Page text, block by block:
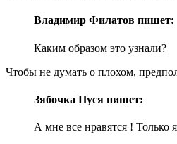
Владимир Филатов пишет:
Каким образом это узнали?
Чтобы не думать о плохом,
Зябочка Пуся пишет:
А мне все нравятся ! Только